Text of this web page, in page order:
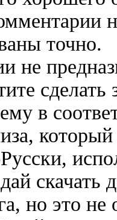
точно.
не
в
скачать
но это не